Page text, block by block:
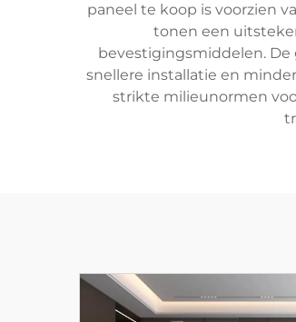
paneel te koop is voorzien
tonen een
bevestigingsmiddelen.
snellere installatie en
strikte milieunormen